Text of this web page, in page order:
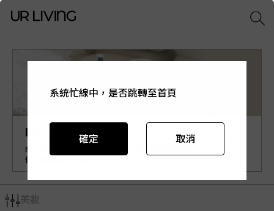
Lip Intimate Care
來自瑞典《Lip Intimate Care》，用有機護理油為我
們最親密肌膚帶來愛與呵護！
美妝
系統忙線中，是否跳轉至首頁
確定 取消
系統忙線中，是否跳轉至首頁
確定 取消
系統忙線中，是否跳轉至首頁
確定 取消
系統忙線中，是否跳轉至首頁
確定 取消
系統忙線中，是否跳轉至首頁
確定 取消